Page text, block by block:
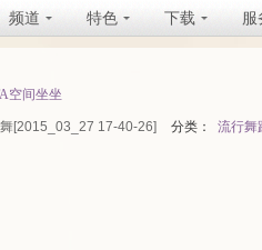
频道 特色 下载 服
空间坐坐
[2015_03_27 17-40-26] 分类： 流行舞